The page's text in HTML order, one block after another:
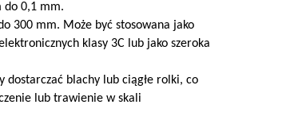
do 0,1 mm.
300 mm. Może być stosowana jako
klasy 3C lub jako szeroka
dostarczać blachy lub ciągłe rolki, co
lub trawienie w skali